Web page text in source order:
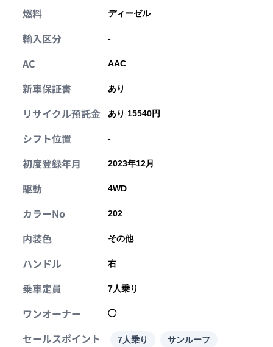
燃料 ディーゼル
輸入区分 -
AC AAC
新車保証書 あり
リサイクル預託金 あり 15540円
シフト位置 -
初度登録年月 2023年12月
駆動 4WD
カラーNo 202
内装色 その他
ハンドル 右
乗車定員 7人乗り
ワンオーナー ◯
セールスポイント 7人乗り サンルーフ